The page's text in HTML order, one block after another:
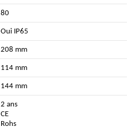
80
Oui IP65
208 mm
114 mm
144 mm
2 ans
CE
Rohs